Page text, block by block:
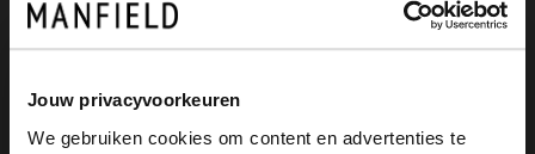
Jouw privacyvoorkeuren
We gebruiken cookies om content en advertenties te